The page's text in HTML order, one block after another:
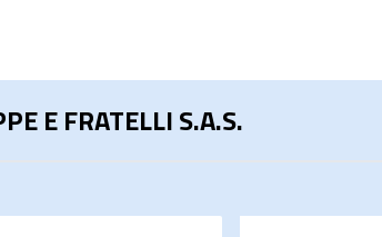
E FRATELLI S.A.S.